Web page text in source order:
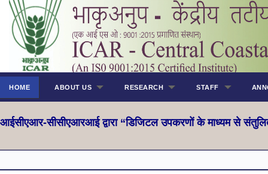
HOME ABOUT US RESEARCH STAFF
आईसीएआर-सीसीएआरआई द्वारा “डिजिटल उपकरणों के माध्यम से